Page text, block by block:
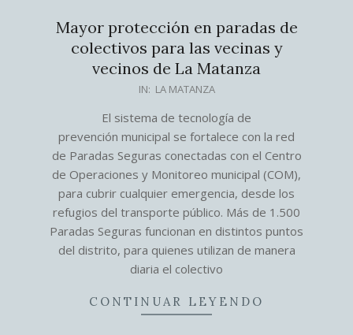
Mayor protección en paradas de
colectivos para las vecinas y
vecinos de La Matanza
IN: LA MATANZA
El sistema de tecnología de
prevención municipal se fortalece con la red
de Paradas Seguras conectadas con el Centro
de Operaciones y Monitoreo municipal (COM),
para cubrir cualquier emergencia, desde los
refugios del transporte público. Más de 1.500
Paradas Seguras funcionan en distintos puntos
del distrito, para quienes utilizan de manera
diaria el colectivo
CONTINUAR LEYENDO